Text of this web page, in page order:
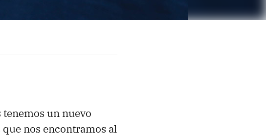
un nuevo
nos encontramos al